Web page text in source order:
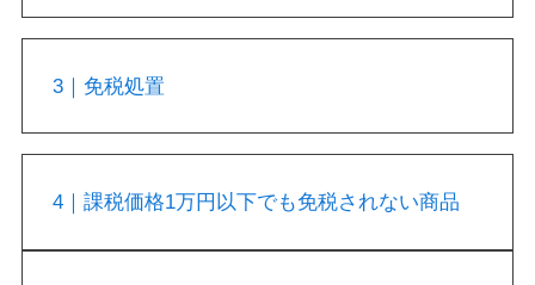
3｜免税処置
4｜課税価格1万円以下でも免税されない商品